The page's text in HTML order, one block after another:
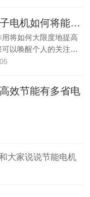
看安徽西门子电机如何将能效更大化
将如何大限度地提高
可以唤醒个人的关注…
效节能有多省电
大家说说节能电机